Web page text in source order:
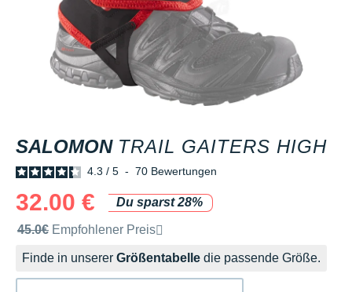
SALOMON TRAIL GAITERS HIGH
4.3 / 5 - 70 Bewertungen
32.00 €
Du sparst 28%
Unverbindliche Preisempfehlung der Marke
45.0€ Empfohlener Preis
Finde in unserer Größentabelle die passende Größe.